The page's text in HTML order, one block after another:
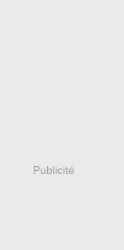
Publicité